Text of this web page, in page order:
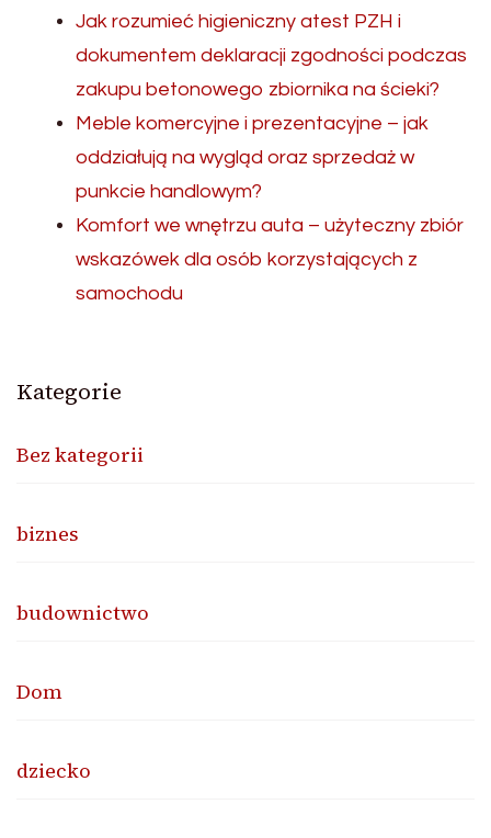
Jak rozumieć higieniczny atest PZH i
dokumentem deklaracji zgodności podczas
zakupu betonowego zbiornika na ścieki?
Meble komercyjne i prezentacyjne – jak
oddziałują na wygląd oraz sprzedaż w
punkcie handlowym?
Komfort we wnętrzu auta – użyteczny zbiór
wskazówek dla osób korzystających z
samochodu
Kategorie
Bez kategorii
biznes
budownictwo
Dom
dziecko